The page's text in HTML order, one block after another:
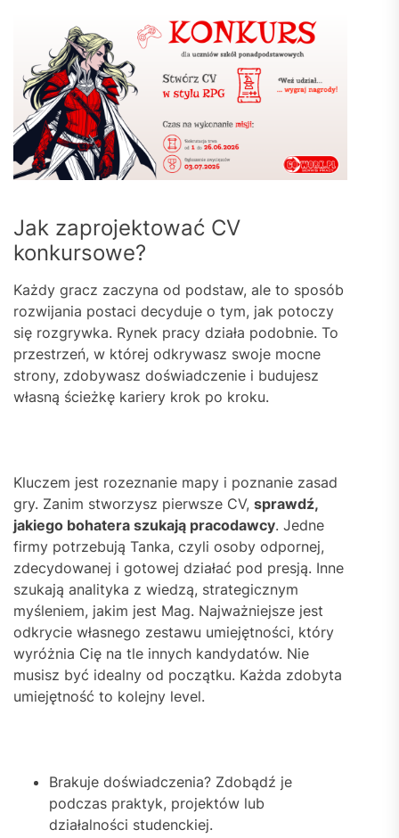
Jak zaprojektować CV
konkursowe?
Każdy gracz zaczyna od podstaw, ale to sposób
rozwijania postaci decyduje o tym, jak potoczy
się rozgrywka. Rynek pracy działa podobnie. To
przestrzeń, w której odkrywasz swoje mocne
strony, zdobywasz doświadczenie i budujesz
własną ścieżkę kariery krok po kroku.
Kluczem jest rozeznanie mapy i poznanie zasad
gry. Zanim stworzysz pierwsze CV, sprawdź,
jakiego bohatera szukają pracodawcy. Jedne
firmy potrzebują Tanka, czyli osoby odpornej,
zdecydowanej i gotowej działać pod presją. Inne
szukają analityka z wiedzą, strategicznym
myśleniem, jakim jest Mag. Najważniejsze jest
odkrycie własnego zestawu umiejętności, który
wyróżnia Cię na tle innych kandydatów. Nie
musisz być idealny od początku. Każda zdobyta
umiejętność to kolejny level.
Brakuje doświadczenia? Zdobądź je
podczas praktyk, projektów lub
działalności studenckiej.